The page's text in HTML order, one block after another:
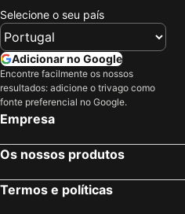
Hotéis em Ilha do Sal
Hotéis em Douro
Hotéis em Serra da Estrela
Hotéis em Costa do Sol
Selecione o seu país
Adicionar no Google
Encontre facilmente os nossos
resultados: adicione o trivago como
fonte preferencial no Google.
Empresa
Os nossos produtos
Termos e políticas